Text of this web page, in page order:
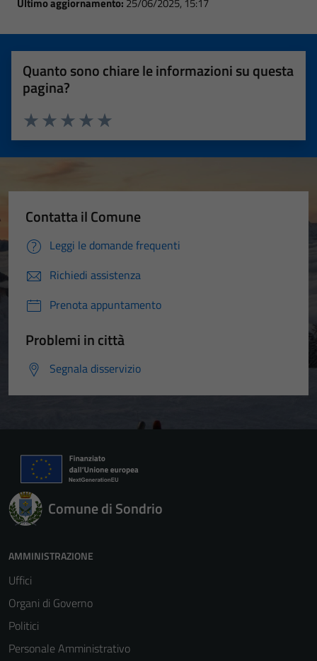
Quanto sono chiare le informazioni su questa
pagina?
Valuta 5 stelle su 5
Valuta 4 stelle su 5
Valuta 3 stelle su 5
Valuta 2 stelle su 5
Valuta 1 stelle su 5
Contatta il Comune
Leggi le domande frequenti
Richiedi assistenza
Prenota appuntamento
Problemi in città
Segnala disservizio
Comune di Sondrio
AMMINISTRAZIONE
Uffici
Organi di Governo
Politici
Personale Amministrativo